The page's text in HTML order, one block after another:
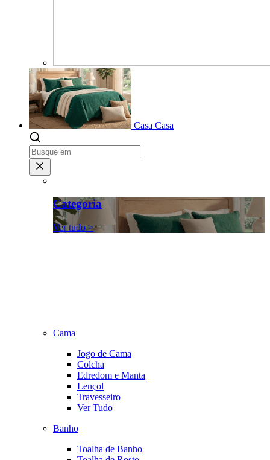
Casa Casa
Categoria
Ver tudo >
Cama
Jogo de Cama
Colcha
Edredom e Manta
Lençol
Travesseiro
Ver Tudo
Banho
Toalha de Banho